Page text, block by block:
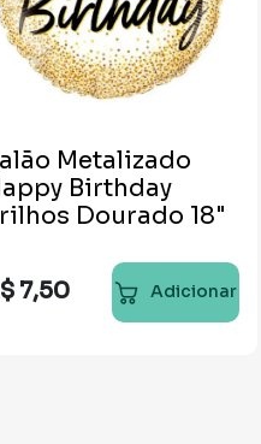
Metalizado
Birthday
Dourado 18"
7,50 Adicionar